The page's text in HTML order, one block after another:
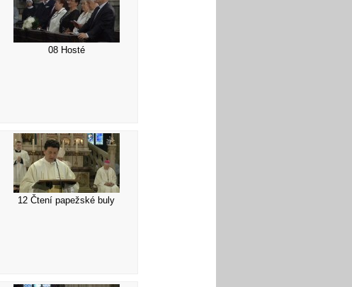
08 Hosté
12 Čtení papežské buly